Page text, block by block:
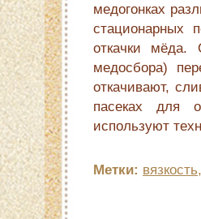
медогонках
стационарных
откачки мёда.
медосбора)
откачивают,
пасеках для
используют
Метки: вязкость,